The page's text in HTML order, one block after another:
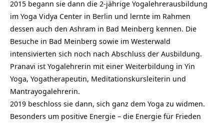
2015 begann sie dann die 2-jährige Yogalehrerausbildung
im Yoga Vidya Center in Berlin und lernte im Rahmen
dessen auch den Ashram in Bad Meinberg kennen. Die
Besuche in Bad Meinberg sowie im Westerwald
intensivierten sich noch nach Abschluss der Ausbildung.
Pranavi ist Yogalehrerin mit einer Weiterbildung in Yin
Yoga, Yogatherapeutin, Meditationskursleiterin und
Mantrayogalehrerin.
2019 beschloss sie dann, sich ganz dem Yoga zu widmen.
Besonders um positive Energie – die Energie für Frieden